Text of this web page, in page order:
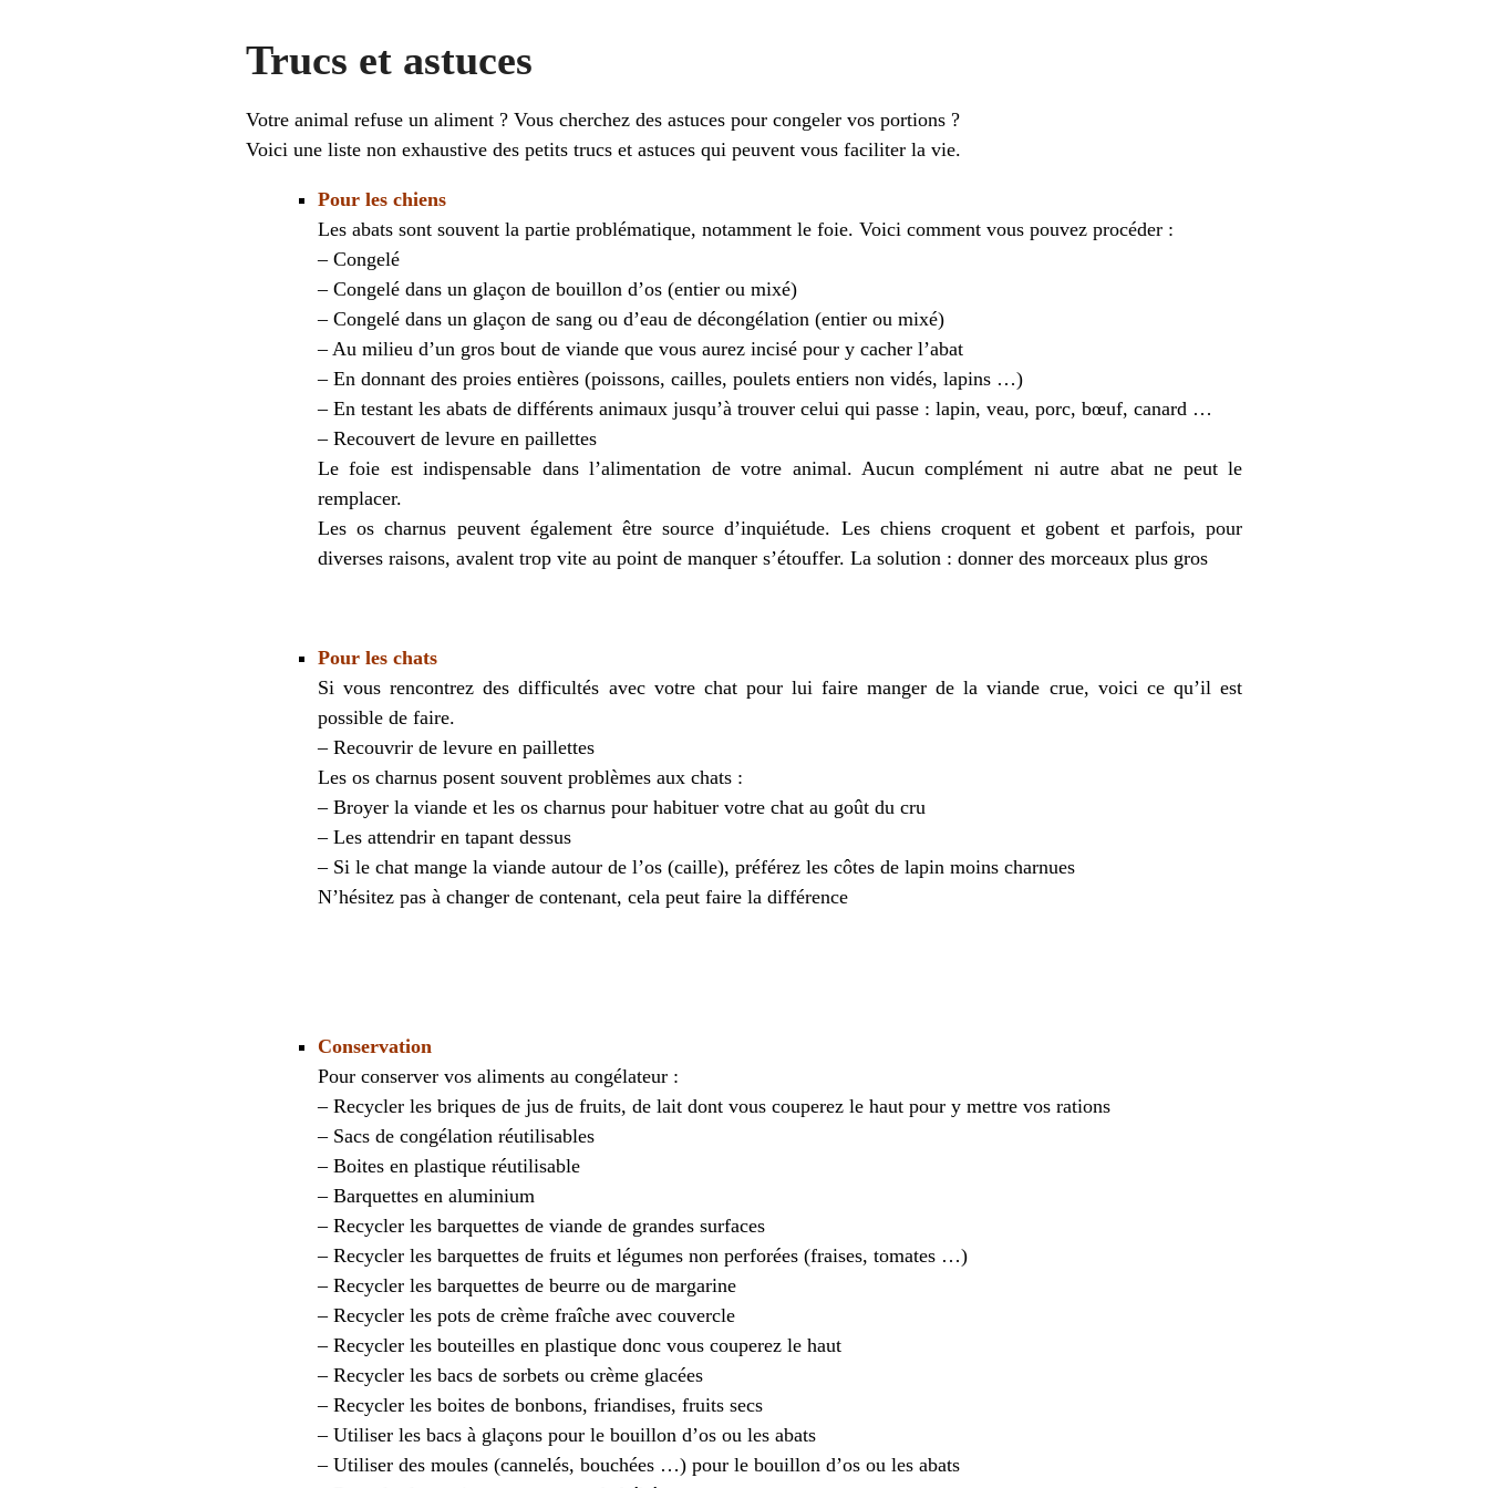
Trucs et astuces
Votre animal refuse un aliment ? Vous cherchez des astuces pour congeler vos portions ?
Voici une liste non exhaustive des petits trucs et astuces qui peuvent vous faciliter la vie.
Pour les chiens
Les abats sont souvent la partie problématique, notamment le foie. Voici comment vous pouvez procéder :
– Congelé
– Congelé dans un glaçon de bouillon d’os (entier ou mixé)
– Congelé dans un glaçon de sang ou d’eau de décongélation (entier ou mixé)
– Au milieu d’un gros bout de viande que vous aurez incisé pour y cacher l’abat
– En donnant des proies entières (poissons, cailles, poulets entiers non vidés, lapins …)
– En testant les abats de différents animaux jusqu’à trouver celui qui passe : lapin, veau, porc, bœuf, canard …
– Recouvert de levure en paillettes
Le foie est indispensable dans l’alimentation de votre animal. Aucun complément ni autre abat ne peut le
remplacer.
Les os charnus peuvent également être source d’inquiétude. Les chiens croquent et gobent et parfois, pour
diverses raisons, avalent trop vite au point de manquer s’étouffer. La solution : donner des morceaux plus gros
Pour les chats
Si vous rencontrez des difficultés avec votre chat pour lui faire manger de la viande crue, voici ce qu’il est
possible de faire.
– Recouvrir de levure en paillettes
Les os charnus posent souvent problèmes aux chats :
– Broyer la viande et les os charnus pour habituer votre chat au goût du cru
– Les attendrir en tapant dessus
– Si le chat mange la viande autour de l’os (caille), préférez les côtes de lapin moins charnues
N’hésitez pas à changer de contenant, cela peut faire la différence
Conservation
Pour conserver vos aliments au congélateur :
– Recycler les briques de jus de fruits, de lait dont vous couperez le haut pour y mettre vos rations
– Sacs de congélation réutilisables
– Boites en plastique réutilisable
– Barquettes en aluminium
– Recycler les barquettes de viande de grandes surfaces
– Recycler les barquettes de fruits et légumes non perforées (fraises, tomates …)
– Recycler les barquettes de beurre ou de margarine
– Recycler les pots de crème fraîche avec couvercle
– Recycler les bouteilles en plastique donc vous couperez le haut
– Recycler les bacs de sorbets ou crème glacées
– Recycler les boites de bonbons, friandises, fruits secs
– Utiliser les bacs à glaçons pour le bouillon d’os ou les abats
– Utiliser des moules (cannelés, bouchées …) pour le bouillon d’os ou les abats